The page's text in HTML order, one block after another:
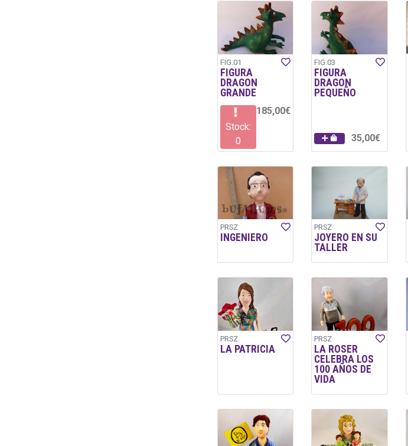
FIG.01
FIGURA
DRAGON
GRANDE
Stock:
0
185,00€
FIG.03
FIGURA
DRAGON
PEQUEÑO
35,00€
PRSZ
INGENIERO
PRSZ
JOYERO EN SU
TALLER
PRSZ
LA PATRICIA
PRSZ
LA ROSER
CELEBRA LOS
100 AÑOS DE
VIDA